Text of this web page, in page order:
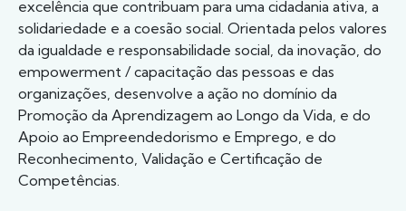
excelência que contribuam para uma cidadania ativa, a
solidariedade e a coesão social. Orientada pelos valores
da igualdade e responsabilidade social, da inovação, do
empowerment / capacitação das pessoas e das
organizações, desenvolve a ação no domínio da
Promoção da Aprendizagem ao Longo da Vida, e do
Apoio ao Empreendedorismo e Emprego, e do
Reconhecimento, Validação e Certificação de
Competências.